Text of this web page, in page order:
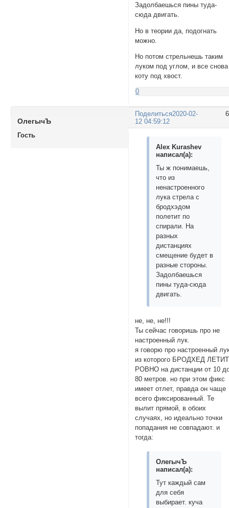
Задолбаешься пины туда-
сюда двигать.
Но в теории да, подогнать
можно.
Но потом стрельнешь таким
луком под углом, и все снова
коту под хвост.
0
Поделиться2020-02-
12 04:59:12
ОлегычЪ
Гость
Alex Kurashev
написал(а):
Ты ж понимаешь,
что из
ненастроенного
лука стрела с
бродхэдом
полетит по
спирали. На
разных
дистанциях
смещение будет в
разные стороны.
Задолбаешься
пины туда-сюда
двигать.
не, не, не!!!
Ты сейчас говоришь про не
настроенный лук.
я говорю про настроенный
из которого БРОДХЕД ЛЕТИТ
РОВНО на дистанции от 10
80 метров. но при этом фикс
имеет отлет, правда он чаще
всего фиксированный. Те
вылит прямой, в обоих
случаях, но идеально точки
попадания не совпадают. и
тогда:
ОлегычЪ
написал(а):
Тут каждый сам
для себя
выбирает. куча